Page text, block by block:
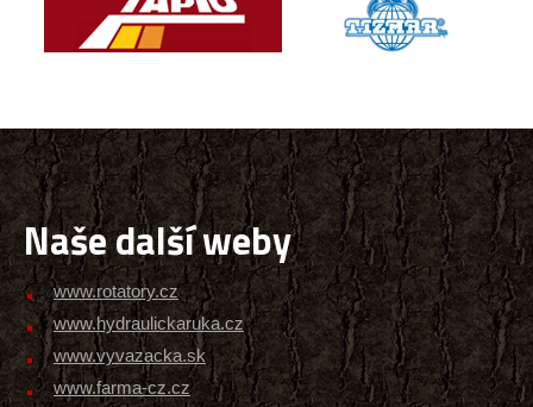
Naše další weby
www.rotatory.cz
www.hydraulickaruka.cz
www.vyvazacka.sk
www.farma-cz.cz